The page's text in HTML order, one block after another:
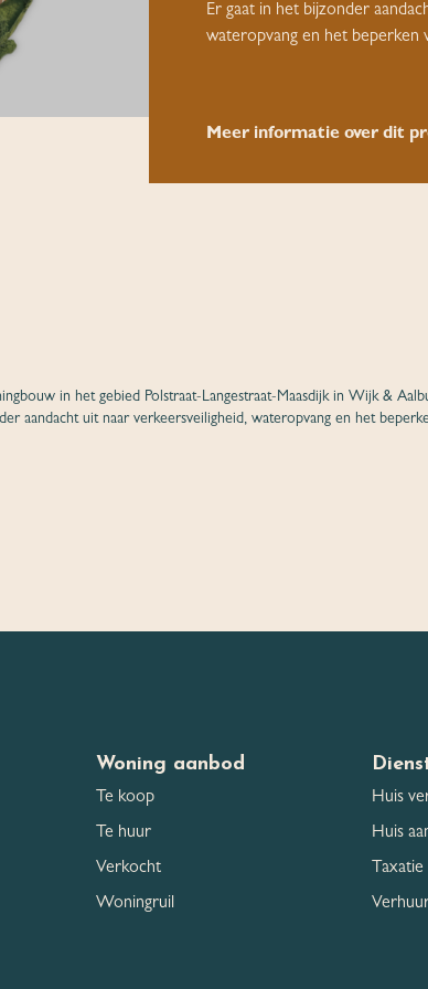
Er gaat in het bijzonder
wateropvang en het beperken
Meer informatie over dit
in het gebied Polstraat-Langestraat-Maasdijk in Wijk &
aandacht uit naar verkeersveiligheid, wateropvang en het
Woning aanbod
Te koop
Te huur
Verkocht
Woningruil
Huis
Huis
Taxatie